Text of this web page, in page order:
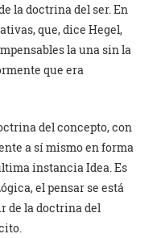
la doctrina del ser. En
que, dice Hegel,
la una sin la
que era
del concepto, con
a sí mismo en forma
instancia Idea. Es
el pensar se está
de la doctrina del